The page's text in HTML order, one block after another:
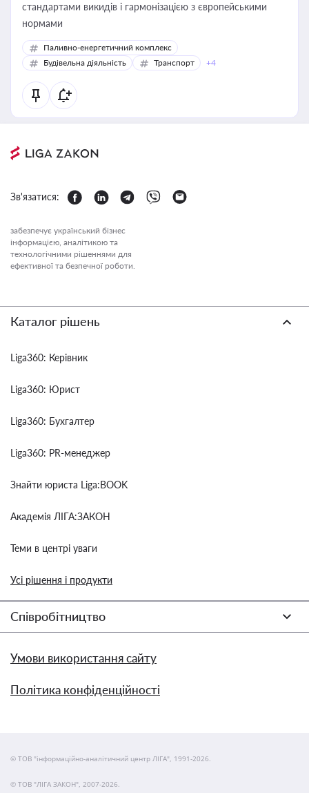
стандартами викидів і гармонізацією з європейськими
нормами
Паливно-енергетичний комплекс
Будівельна діяльність
Транспорт +4
Зв'язатися:
забезпечує український бізнес
інформацією, аналітикою та
технологічними рішеннями для
ефективної та безпечної роботи.
Каталог рішень
Liga360: Керівник
Liga360: Юрист
Liga360: Бухгалтер
Liga360: PR-менеджер
Знайти юриста Liga:BOOK
Академія ЛІГА:ЗАКОН
Теми в центрі уваги
Усі рішення і продукти
Співробітництво
Умови використання сайту
Політика конфіденційності
© ТОВ "інформаційно-аналітичний центр ЛІГА", 1991-2026.
© ТОВ "ЛІГА ЗАКОН", 2007-2026.